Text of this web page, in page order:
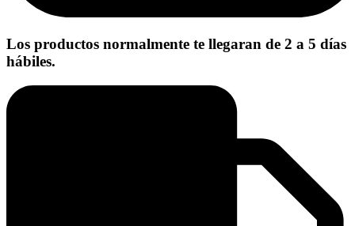
Los productos normalmente te llegaran de 2 a 5 días
hábiles.